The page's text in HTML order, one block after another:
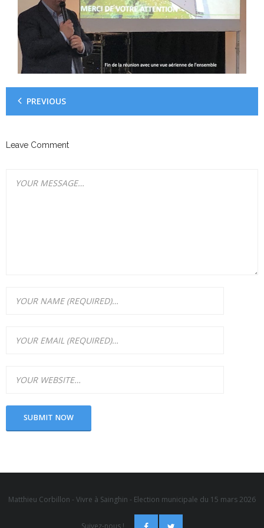
PREVIOUS
Leave Comment
Matthieu Corbillon - Vivre à Sainghin - Election municipale du 15 mars 2026
Suivez-nous !